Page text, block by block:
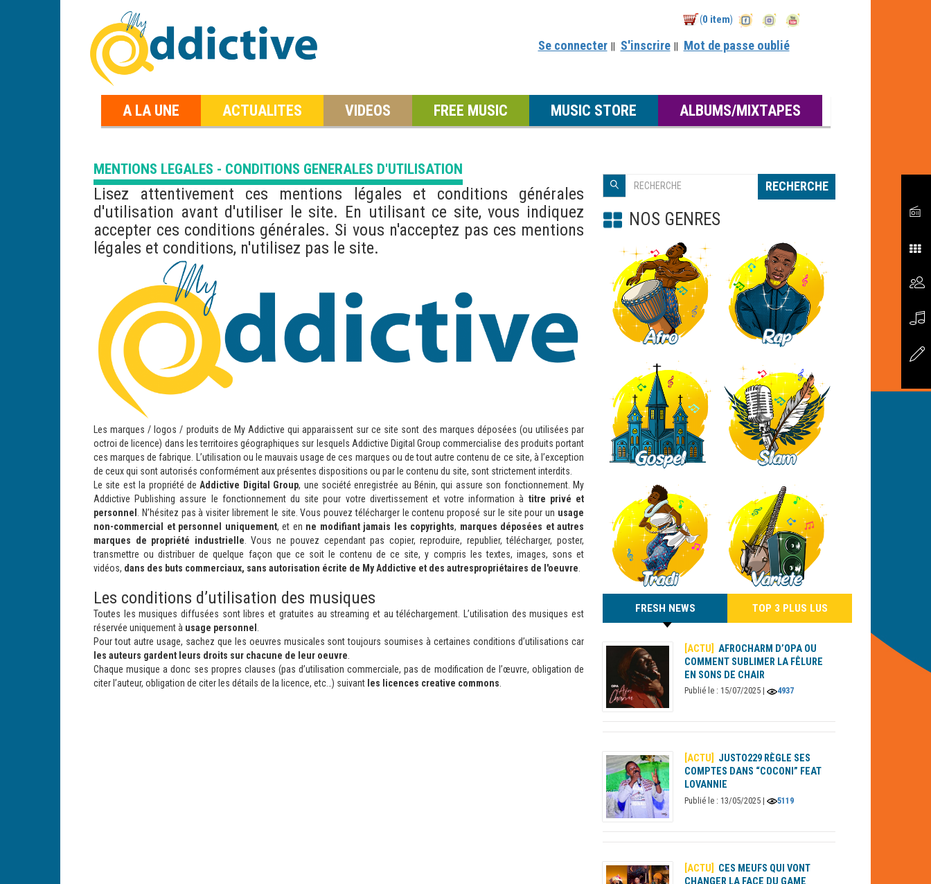
(0 item)
Se connecter S'inscrire Mot de passe oublié
A LA UNE ACTUALITES VIDEOS FREE MUSIC MUSIC STORE ALBUMS/MIXTAPES
MENTIONS LEGALES - CONDITIONS GENERALES D'UTILISATION
Lisez attentivement ces mentions légales et conditions générales
d'utilisation avant d'utiliser le site. En utilisant ce site, vous indiquez
accepter ces conditions générales. Si vous n'acceptez pas ces mentions
légales et conditions, n'utilisez pas le site.
Les marques / logos / produits de My Addictive qui apparaissent sur ce site sont des marques déposées (ou utilisées par
octroi de licence) dans les territoires géographiques sur lesquels Addictive Digital Group commercialise des produits portant
ces marques de fabrique. L’utilisation ou le mauvais usage de ces marques ou de tout autre contenu de ce site, à l’exception
de ceux qui sont autorisés conformément aux présentes dispositions ou par le contenu du site, sont strictement interdits.
Le site est la propriété deAddictive Digital Group, une société enregistrée au Bénin, qui assure son fonctionnement. My
Addictive Publishing assure le fonctionnement du site pour votre divertissement et votre information à titre privé et
personnel . N’hésitez pas à visiter librement le site. Vous pouvez télécharger le contenu proposé sur le site pour un usage
non-commercial et personnel uniquement, et en ne modifiant jamais les copyrights, marques déposées et autres
marques de propriété industrielle. Vous ne pouvez cependant pas copier, reproduire, republier, télécharger, poster,
transmettre ou distribuer de quelque façon que ce soit le contenu de ce site, y compris les textes, images, sons et
vidéos, dans des buts commerciaux, sans autorisation écrite de My Addictive et des autrespropriétaires de l'oeuvre.
Les conditions d’utilisation des musiques
Toutes les musiques diffusées sont libres et gratuites au streaming et au téléchargement. L’utilisation des musiques est
réservée uniquement à usage personnel .
Pour tout autre usage, sachez que les oeuvres musicales sont toujours soumises à certaines conditions d’utilisations car
les auteurs gardent leurs droits sur chacune de leur oeuvre.
Chaque musique a donc ses propres clauses (pas d’utilisation commerciale, pas de modification de l’œuvre, obligation de
citer l’auteur, obligation de citer les détails de la licence, etc…) suivant les licences creative commons.
RECHERCHE
NOS GENRES
FRESH NEWS TOP 3 PLUS LUS
[ACTU] AFROCHARM D’OPA OU
COMMENT SUBLIMER LA FÊLURE
EN SONS DE CHAIR
Publié le : 15/07/2025 | 4937
[ACTU]
JUSTO229 RÈGLE SES
COMPTES DANS “COCONI” FEAT
LOVANNIE
Publié le : 13/05/2025 | 5119
[ACTU]
CES MEUFS QUI VONT
CHANGER LA FACE DU GAME